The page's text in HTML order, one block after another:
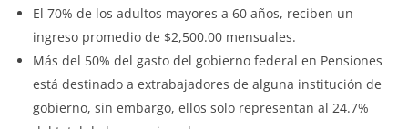
El 70% de los adultos mayores a 60 años, reciben un
ingreso promedio de $2,500.00 mensuales.
Más del 50% del gasto del gobierno federal en Pensiones
está destinado a extrabajadores de alguna institución de
gobierno, sin embargo, ellos solo representan al 24.7%